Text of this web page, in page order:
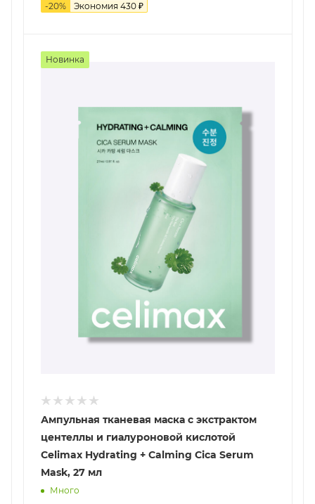
-20% Экономия 430 ₽
Новинка
Ампульная тканевая маска с экстрактом
центеллы и гиалуроновой кислотой
Celimax Hydrating + Calming Cica Serum
Mask, 27 мл
Много